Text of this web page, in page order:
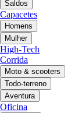
Saldos
Capacetes
Homens
Mulher
High-Tech
Corrida
Moto & scooters
Todo-terreno
Aventura
Oficina